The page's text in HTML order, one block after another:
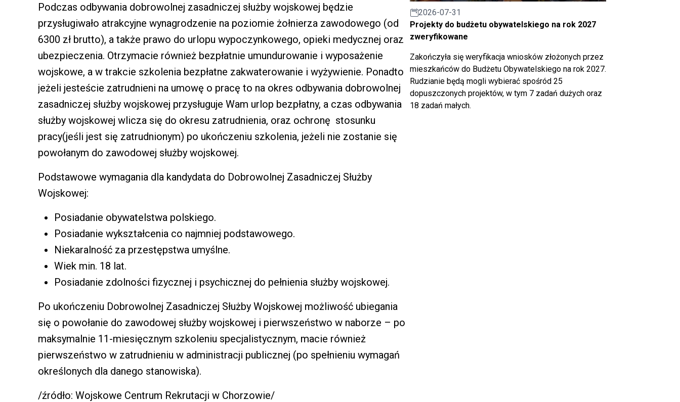
Podczas odbywania dobrowolnej zasadniczej służby wojskowej będzie
przysługiwało atrakcyjne wynagrodzenie na poziomie żołnierza zawodowego (od
6300 zł brutto), a także prawo do urlopu wypoczynkowego, opieki medycznej oraz
ubezpieczenia. Otrzymacie również bezpłatnie umundurowanie i wyposażenie
wojskowe, a w trakcie szkolenia bezpłatne zakwaterowanie i wyżywienie. Ponadto
jeżeli jesteście zatrudnieni na umowę o pracę to na okres odbywania dobrowolnej
zasadniczej służby wojskowej przysługuje Wam urlop bezpłatny, a czas odbywania
służby wojskowej wlicza się do okresu zatrudnienia, oraz ochronę stosunku
pracy(jeśli jest się zatrudnionym) po ukończeniu szkolenia, jeżeli nie zostanie się
powołanym do zawodowej służby wojskowej.
Podstawowe wymagania dla kandydata do Dobrowolnej Zasadniczej Służby
Wojskowej:
Posiadanie obywatelstwa polskiego.
Posiadanie wykształcenia co najmniej podstawowego.
Niekaralność za przestępstwa umyślne.
Wiek min. 18 lat.
Posiadanie zdolności fizycznej i psychicznej do pełnienia służby wojskowej.
Po ukończeniu Dobrowolnej Zasadniczej Służby Wojskowej możliwość ubiegania
się o powołanie do zawodowej służby wojskowej i pierwszeństwo w naborze – po
maksymalnie 11-miesięcznym szkoleniu specjalistycznym, macie również
pierwszeństwo w zatrudnieniu w administracji publicznej (po spełnieniu wymagań
określonych dla danego stanowiska).
/źródło: Wojskowe Centrum Rekrutacji w Chorzowie/
2026-07-31
Projekty do budżetu obywatelskiego na rok 2027
zweryfikowane
Zakończyła się weryfikacja wniosków złożonych przez
mieszkańców do Budżetu Obywatelskiego na rok 2027.
Rudzianie będą mogli wybierać spośród 25
dopuszczonych projektów, w tym 7 zadań dużych oraz
18 zadań małych.